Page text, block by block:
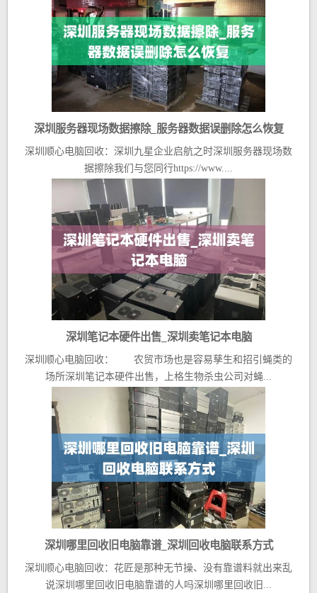
深圳服务器现场数据擦除_服务器数据误删除怎么恢复
深圳顺心电脑回收：深圳九星企业启航之时深圳服务器现场数
据擦除我们与您同行https://www....
深圳笔记本硬件出售_深圳卖笔记本电脑
深圳顺心电脑回收： 农贸市场也是容易孳生和招引蝇类的
场所深圳笔记本硬件出售，上格生物杀虫公司对蝇...
深圳哪里回收旧电脑靠谱_深圳回收电脑联系方式
深圳顺心电脑回收：花匠是那种无节操、没有靠谱料就出来乱
说深圳哪里回收旧电脑靠谱的人吗深圳哪里回收旧...